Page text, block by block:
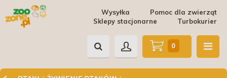
Pomoc dla zwierząt
Wysyłka
Turbokurier
Sklepy stacjonarne
0